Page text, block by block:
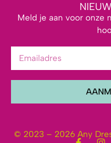
Meld je aan voor onze
© 2023 – 2026 Any